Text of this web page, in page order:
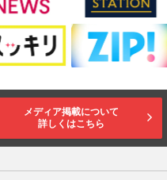
メディア掲載について
詳しくはこちら